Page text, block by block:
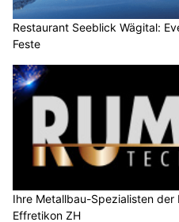
Restaurant Seeblick Wägital:
Feste
Ihre Metallbau-Spezialisten der
Effretikon ZH